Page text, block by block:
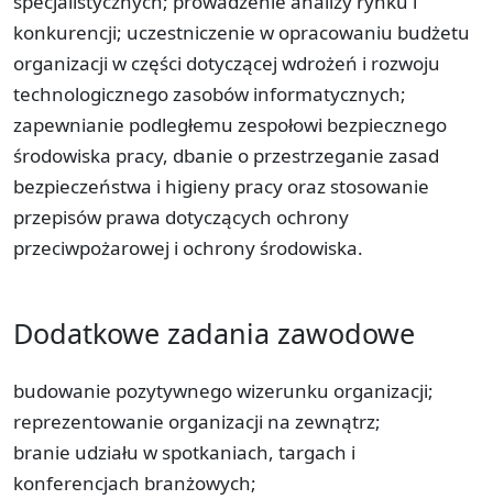
konkurencji; uczestniczenie w opracowaniu budżetu
organizacji w części dotyczącej wdrożeń i rozwoju
technologicznego zasobów informatycznych;
zapewnianie podległemu zespołowi bezpiecznego
środowiska pracy, dbanie o przestrzeganie zasad
bezpieczeństwa i higieny pracy oraz stosowanie
przepisów prawa dotyczących ochrony
przeciwpożarowej i ochrony środowiska.
Dodatkowe zadania zawodowe
budowanie pozytywnego wizerunku organizacji;
reprezentowanie organizacji na zewnątrz;
branie udziału w spotkaniach, targach i
konferencjach branżowych;